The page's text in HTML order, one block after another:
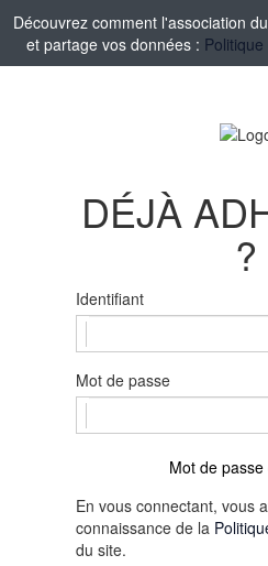
Découvrez comment l'association
et partage vos données :
DÉJÀ
?
Identifiant
Mot de passe
Mot de
En vous connectant, vous
connaissance de la
du site.